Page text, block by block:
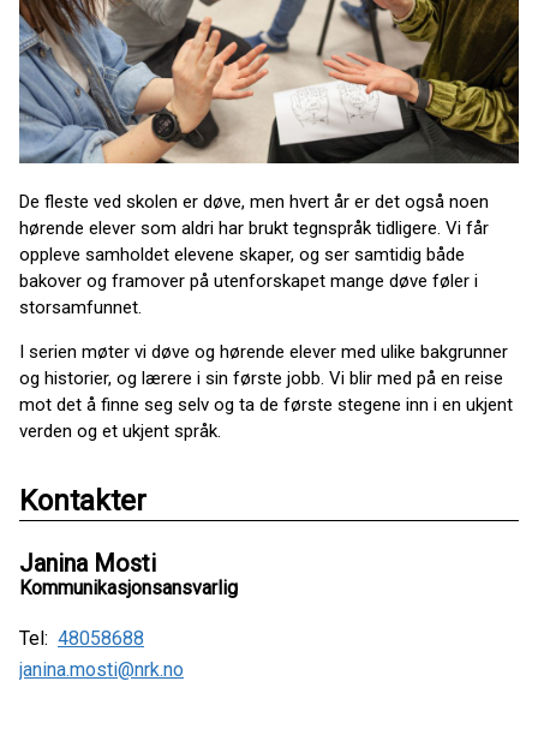
De fleste ved skolen er døve, men hvert år er det også noen
hørende elever som aldri har brukt tegnspråk tidligere. Vi får
oppleve samholdet elevene skaper, og ser samtidig både
bakover og framover på utenforskapet mange døve føler i
storsamfunnet.
I serien møter vi døve og hørende elever med ulike bakgrunner
og historier, og lærere i sin første jobb. Vi blir med på en reise
mot det å finne seg selv og ta de første stegene inn i en ukjent
verden og et ukjent språk.
Kontakter
Janina Mosti
Kommunikasjonsansvarlig
Tel: 48058688
janina.mosti@nrk.no